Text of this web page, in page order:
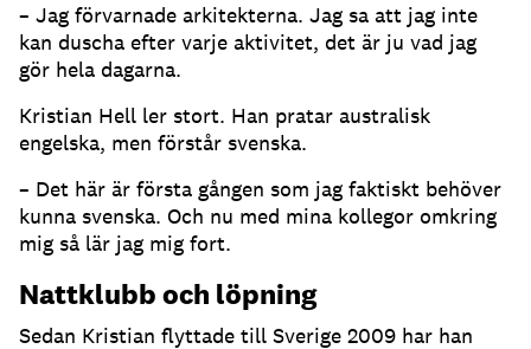
– Jag förvarnade arkitekterna. Jag sa att jag inte
kan duscha efter varje aktivitet, det är ju vad jag
gör hela dagarna.
Kristian Hell ler stort. Han pratar australisk
engelska, men förstår svenska.
– Det här är första gången som jag faktiskt behöver
kunna svenska. Och nu med mina kollegor omkring
mig så lär jag mig fort.
Nattklubb och löpning
Sedan Kristian flyttade till Sverige 2009 har han